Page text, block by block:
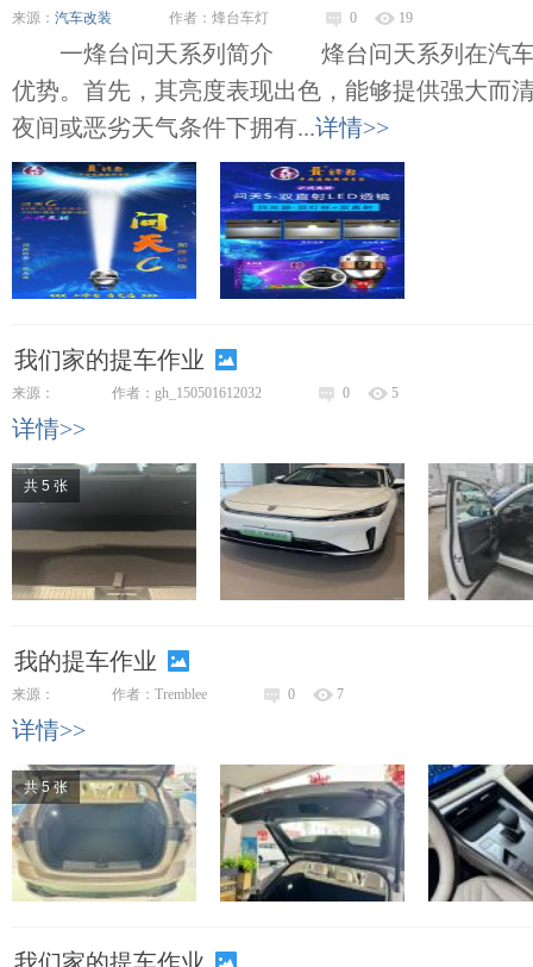
来源： 汽车改装 作者：烽台车灯 0 19
一烽台问天系列简介 烽台问天系列在汽车
优势。首先，其亮度表现出色，能够提供强大而
夜间或恶劣天气条件下拥有...详情>>
我们家的提车作业
来源： 作者：gh_150501612032 0 5
详情>>
共 5 张
我的提车作业
来源： 作者：Tremblee 0 7
详情>>
共 5 张